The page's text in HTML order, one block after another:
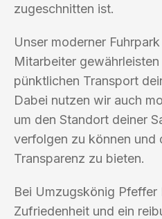
zugeschnitten ist.
Unser moderner
Mitarbeiter
pünktlichen Transport
Dabei nutzen wir auch
um den Standort deiner
verfolgen zu können und
Transparenz zu bieten.
Bei Umzugskönig
Zufriedenheit und ein